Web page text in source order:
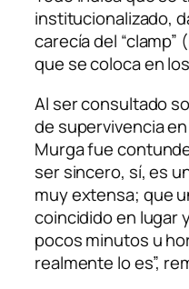
institucionalizado,
carecía del
que se coloca en
Al ser consultado
de supervivencia
Murga fue
ser sincero, sí, es
muy extensa; que
coincidido en lugar
pocos minutos u
realmente lo es”,